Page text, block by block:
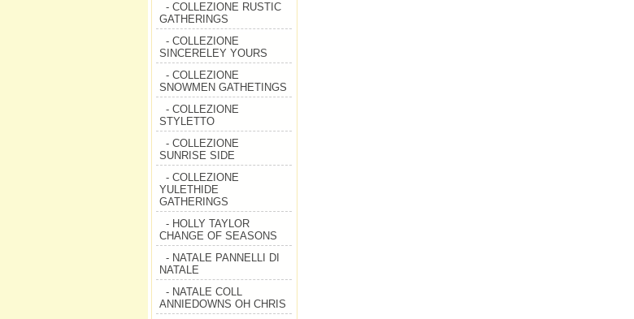
- COLLEZIONE RUSTIC
GATHERINGS
- COLLEZIONE
SINCERELEY YOURS
- COLLEZIONE
SNOWMEN GATHETINGS
- COLLEZIONE
STYLETTO
- COLLEZIONE
SUNRISE SIDE
- COLLEZIONE
YULETHIDE
GATHERINGS
- HOLLY TAYLOR
CHANGE OF SEASONS
- NATALE PANNELLI DI
NATALE
- NATALE COLL
ANNIEDOWNS OH CHRIS